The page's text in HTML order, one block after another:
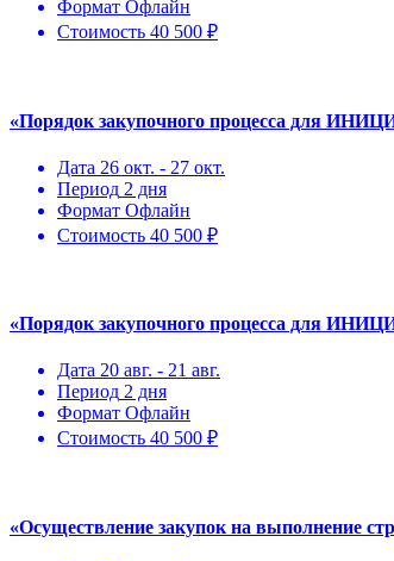
Формат Офлайн
Стоимость 40 500 ₽
«Порядок закупочного процесса для
Дата 26 окт. - 27 окт.
Период 2 дня
Формат Офлайн
Стоимость 40 500 ₽
«Порядок закупочного процесса для
Дата 20 авг. - 21 авг.
Период 2 дня
Формат Офлайн
Стоимость 40 500 ₽
«Осуществление закупок на выполнение